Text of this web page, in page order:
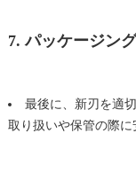
7. パッケージング
最後に、新刃を適
取り扱いや保管の際に